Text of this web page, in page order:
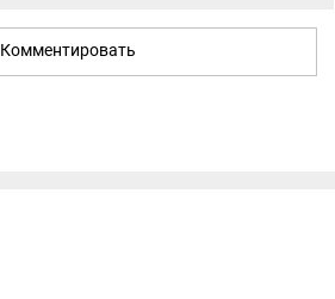
Комментировать